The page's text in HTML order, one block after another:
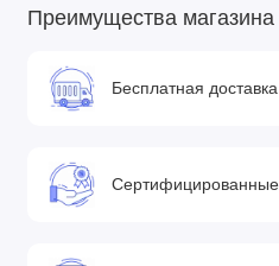
Преимущества магазина
Бесплатная